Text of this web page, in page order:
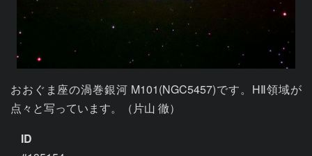
おおぐま座の渦巻銀河 M101(NGC5457)です。HⅡ領域が
点々と写っています。（片山 徹）
ID